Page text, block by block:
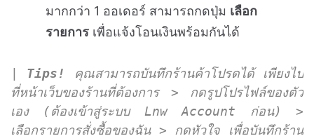
มากกว่า 1 ออเดอร์ สามารถกดปุ่ม เลือก
รายการ เพื่อแจ้งโอนเงินพร้อมกันได้
| Tips!
คุณสามารถบันทึกร้านค้าโปรดได้ เพียงไป
ที่หน้าเว็บของร้านที่ต้องการ > กดรูปโปรไฟล์ของตัว
เอง (ต้องเข้าสู่ระบบ Lnw Account ก่อน) >
เลือกรายการสั่งซื้อของฉัน > กดหัวใจ เพื่อบันทึกร้าน